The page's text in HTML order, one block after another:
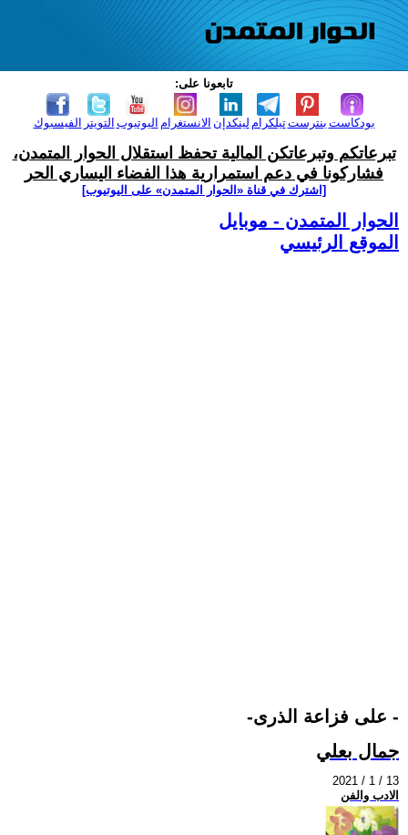
تابعونا على:
الفيسبوك التويتر اليوتيوب الانستغرام لينكدإن تيلكرامبنترست بودكاست
تبرعاتكم وتبرعاتكن المالية تحفظ استقلال الحوار المتمدن،
فشاركونا في دعم استمرارية هذا الفضاء اليساري الحر
[اشترك في قناة ‫«الحوار المتمدن» على اليوتيوب]
الحوار المتمدن - موبايل
الموقع الرئيسي
-على فزاعة الذرى -
جمال بعلي
2021 / 1 / 13
الادب والفن